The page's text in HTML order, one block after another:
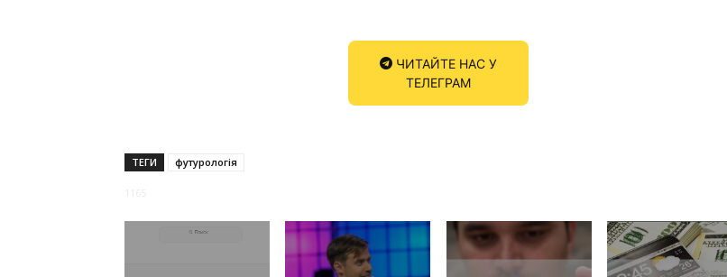
ЧИТАЙТЕ НАС У
ТЕЛЕГРАМ
ТЕГИ футурологія